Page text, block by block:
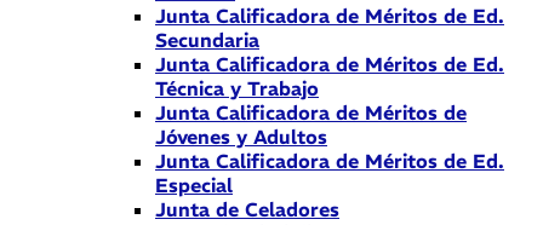
Junta Calificadora de Méritos de Ed.
Secundaria
Junta Calificadora de Méritos de Ed.
Técnica y Trabajo
Junta Calificadora de Méritos de
Jóvenes y Adultos
Junta Calificadora de Méritos de Ed.
Especial
Junta de Celadores